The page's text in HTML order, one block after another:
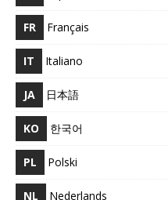
FR Français
IT Italiano
JA 日本語
KO 한국어
PL Polski
NL Nederlands